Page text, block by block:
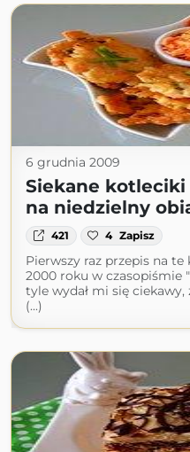
6 grudnia 2009
Siekane
na niedzielny
421 4 Zapisz
Pierwszy raz przepis na
2000 roku w czasopiśmie
tyle wydał mi się ciekawy,
(...)